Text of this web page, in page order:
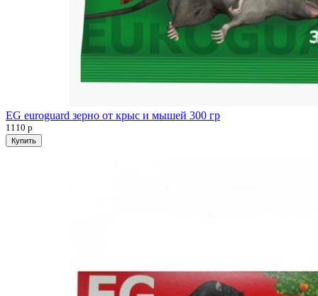
EG euroguard зерно от крыс и мышей 300 гр
1110 р